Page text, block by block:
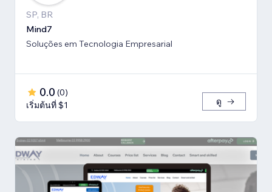
SP, BR
Mind7
Soluções em Tecnologia Empresarial
0.0 (0)
เริ่มต้นที่ $1
ดู